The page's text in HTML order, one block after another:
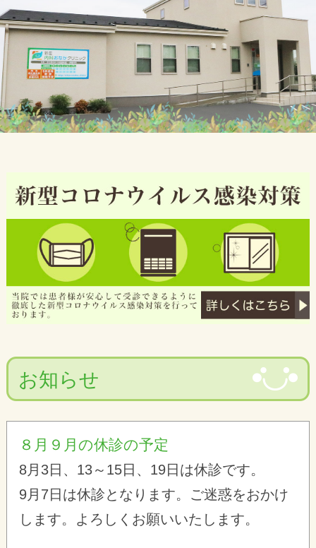
お知らせ
８月９月の休診の予定
8月3日、13～15日、19日は休診です。
9月7日は休診となります。ご迷惑をおかけ
します。よろしくお願いいたします。